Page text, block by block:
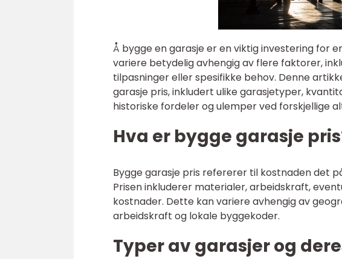
Å bygge en garasje er en viktig investering for
variere betydelig avhengig av flere faktorer,
tilpasninger eller spesifikke behov. Denne
garasje pris, inkludert ulike garasjetyper,
historiske fordeler og ulemper ved forskjellige
Hva er bygge garasje
Bygge garasje pris refererer til kostnaden det
Prisen inkluderer materialer, arbeidskraft,
kostnader. Dette kan variere avhengig av
arbeidskraft og lokale byggekoder.
Typer av garasjer og